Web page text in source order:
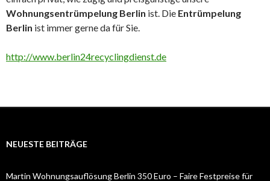
Wohnungsentrümpelung Berlin ist. Die Entrümpelung
Berlin ist immer gerne da für Sie.
http://www.berlin24recyclingdienst.de
NEUESTE BEITRÄGE
Martin Wohnungsauflösung Berlin 350 Euro – Faire Festpreise für